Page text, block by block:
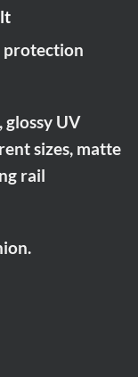
protection
UV
sizes, matte
rail